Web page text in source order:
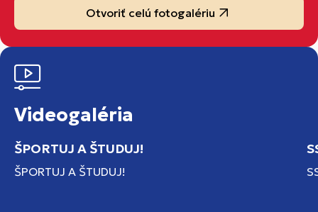
Otvoriť celú fotogalériu
Videogaléria
ŠPORTUJ A ŠTUDUJ!
ŠPORTUJ A ŠTUDUJ!